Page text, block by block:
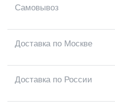
Самовывоз
Доставка по Москве
Доставка по России